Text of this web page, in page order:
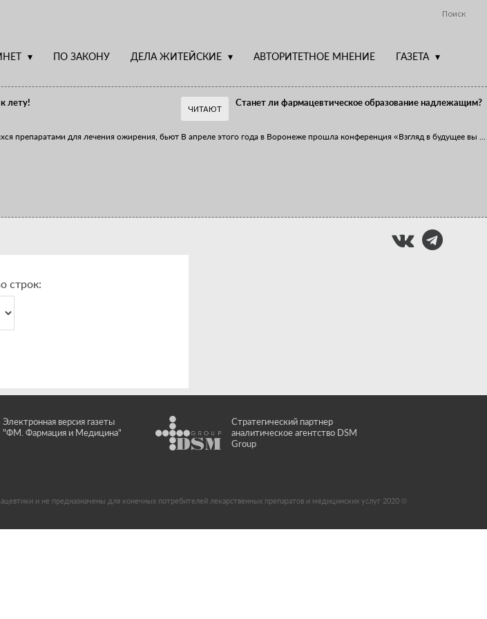
Поиск
ПО ЗАКОНУ ДЕЛА ЖИТЕЙСКИЕ АВТОРИТЕТНОЕ МНЕНИЕ ГАЗЕТА
лету!
препаратами для лечения ожирения, бьют
ЧИТАЮТ
Станет ли фармацевтическое образование надлежащим?
В апреле этого года в Воронеже прошла конференция «Взгляд в будущее вы
строк:
Электронная версия газеты
"ФМ. Фармация и Медицина"
Стратегический партнер
аналитическое агентство DSM
Group
и не предназначены для конечных потребителей лекарственных препаратов и медицинских услуг 2020 ©